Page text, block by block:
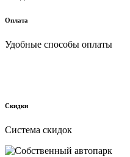
Оплата
Удобные способы оплаты
Скидки
Cистема скидок